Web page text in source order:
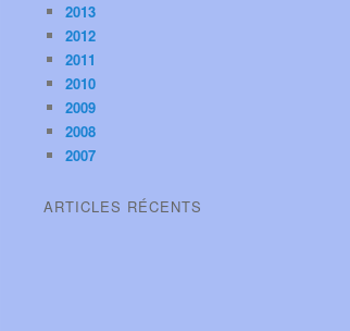
2013
2012
2011
2010
2009
2008
2007
ARTICLES RÉCENTS